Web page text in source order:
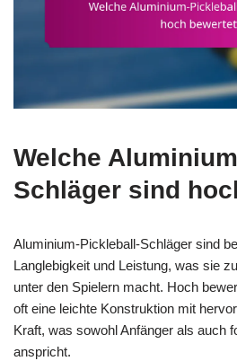
Welche
Schläger sind
Aluminium-Pickleball-Schläger sind
Langlebigkeit und Leistung, was sie
unter den Spielern macht. Hoch
oft eine leichte Konstruktion mit
Kraft, was sowohl Anfänger als auch
anspricht.